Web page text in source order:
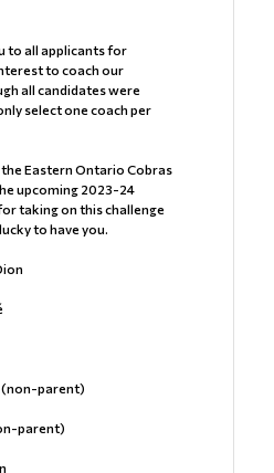
to all applicants for
to coach our
all candidates were
select one coach per
Eastern Ontario Cobras
upcoming 2023-24
taking on this challenge
to have you.
(non-parent)
parent)